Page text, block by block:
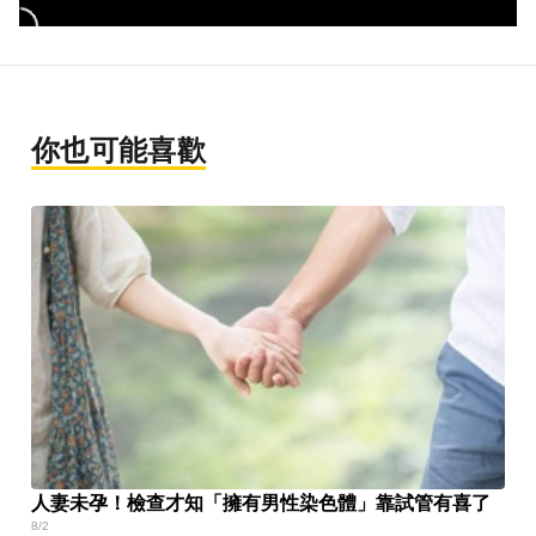
你也可能喜歡
人妻未孕！檢查才知「擁有男性染色體」靠試管有喜了
8/2